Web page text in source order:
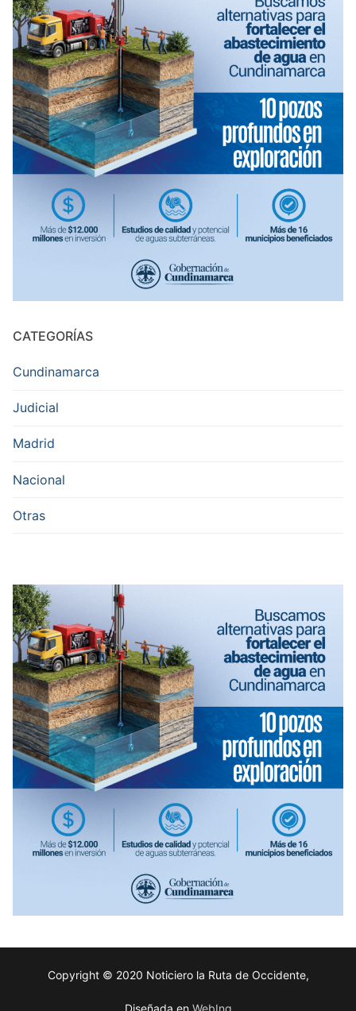
CATEGORÍAS
Cundinamarca
Judicial
Madrid
Nacional
Otras
Copyright © 2020 Noticiero la Ruta de Occidente,
Diseñada en WebIng